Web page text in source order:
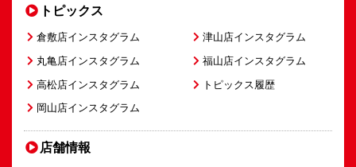
トピックス
倉敷店インスタグラム
丸亀店インスタグラム
高松店インスタグラム
岡山店インスタグラム
津山店インスタグラム
福山店インスタグラム
トピックス履歴
店舗情報